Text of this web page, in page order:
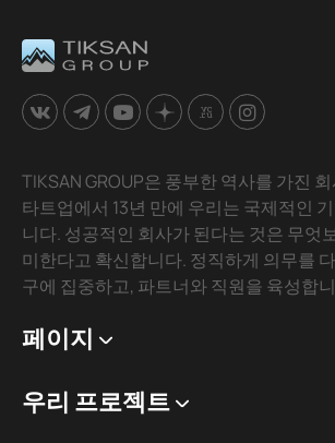
TIKSAN GROUP은 풍부한 역사를 가진
타트업에서 13년 만에 우리는 국제적인
니다. 성공적인 회사가 된다는 것은 무엇
미한다고 확신합니다. 정직하게 의무를
구에 집중하고, 파트너와 직원을 육성합
페이지
우리 프로젝트